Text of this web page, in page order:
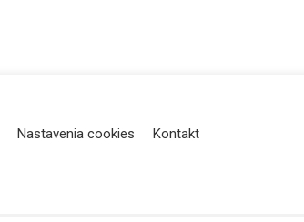
Nastavenia cookies
Kontakt